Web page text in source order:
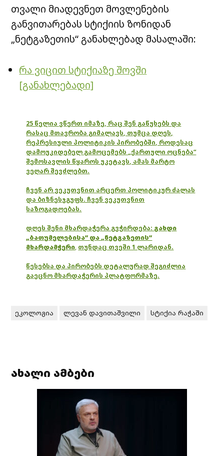
თვალი მიადევნეთ მოვლენების
განვითარებას სტიქიის ზონიდან
„ნეტგაზეთის“ განახლებად მასალაში:
რა ვიცით სტიქიაზე შოვში
[განახლებადი]
25 წელია ვწერთ იმაზე, რაც შენ გაწუხებს და
რასაც მთავრობა გიმალავს, თუმცა დღეს,
რეპრესიული პოლიტიკის პირობებში, როდესაც
დამოუკიდებელ გამოცემებს „ქართული ოცნება“
შემოსავლის წყაროს უკეტავს, ამას მარტო
ვეღარ შევძლებთ.
ჩვენ არ ვეკუთვნით არცერთ პოლიტიკურ ძალას
და ბიზნესჯგუფს. ჩვენ ვეკუთვნით
საზოგადოებას.
დღეს შენი მხარდაჭერა გვჭირდება: გახდი
„ბათუმელებისა“ და „ნეტგაზეთის“
მხარდამჭერი, თუნდაც თვეში 1 ლარიდან.
წესებსა და პირობებს დეტალურად შეგიძლია
გაეცნო მხარდაჭერის პლატფორმაზე.
ეკოლოგია ლევან დავითაშვილი სტიქია რაჭაში
ახალი ამბები